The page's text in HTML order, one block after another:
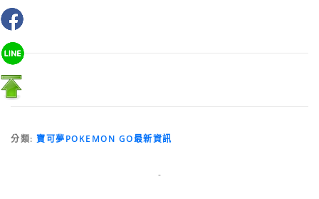
分類: 寶可夢POKEMON GO最新資訊
-